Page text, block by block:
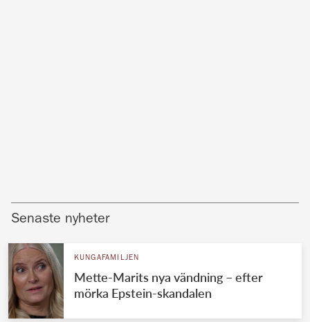
Senaste nyheter
KUNGAFAMILJEN
Mette-Marits nya vändning – efter
mörka Epstein-skandalen